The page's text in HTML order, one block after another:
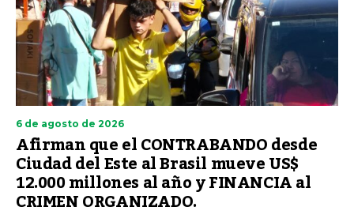
6 de agosto de 2026
Afirman que el CONTRABANDO desde
Ciudad del Este al Brasil mueve US$
12.000 millones al año y FINANCIA al
CRIMEN ORGANIZADO.